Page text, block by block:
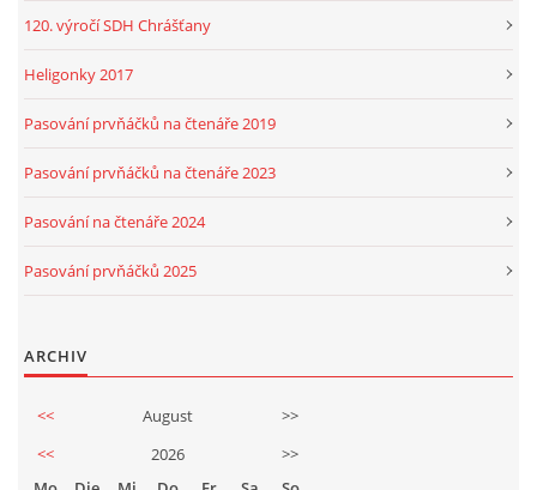
120. výročí SDH Chrášťany
Heligonky 2017
Pasování prvňáčků na čtenáře 2019
Pasování prvňáčků na čtenáře 2023
Pasování na čtenáře 2024
Pasování prvňáčků 2025
ARCHIV
<< August
>>
<<
2026
>>